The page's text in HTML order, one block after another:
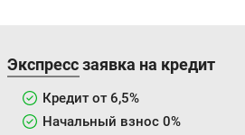
Экспресс заявка на кредит
Кредит от 6,5%
Начальный взнос 0%